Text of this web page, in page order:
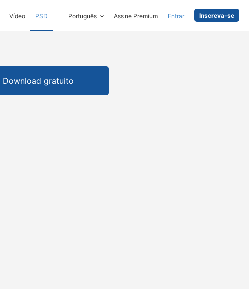
Vídeo PSD Português Assine Premium Entrar Inscreva-se
Download gratuito